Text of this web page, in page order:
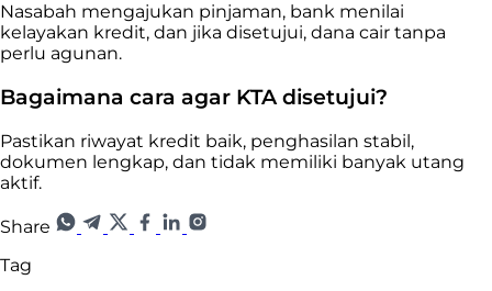
Nasabah mengajukan pinjaman, bank menilai
kelayakan kredit, dan jika disetujui, dana cair tanpa
perlu agunan.
Bagaimana cara agar KTA disetujui?
Pastikan riwayat kredit baik, penghasilan stabil,
dokumen lengkap, dan tidak memiliki banyak utang
aktif.
Share
Tag